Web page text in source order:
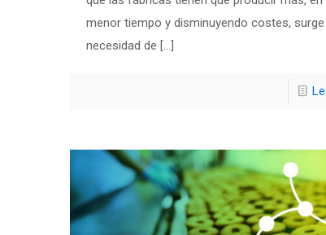
menor tiempo y disminuyendo costes,
necesidad de […]